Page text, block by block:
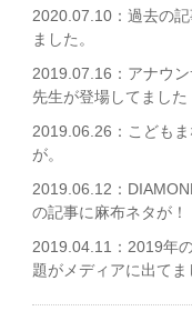
2020.07.10： 過去の
ました。
2019.07.16： アナウ
先生が登場してました
2019.06.26： こども
が。
2019.06.12：
の記事に麻布ネタが！
2019.04.11： 2019年
題がメディアに出てま